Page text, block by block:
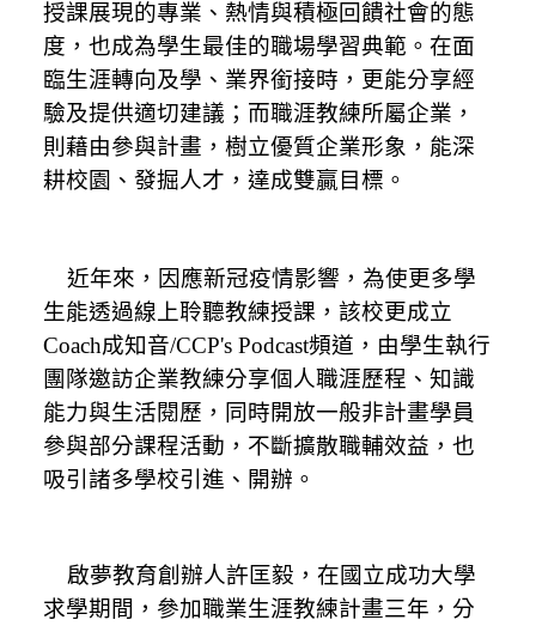
授課展現的專業、熱情與積極回饋社會的態
度，也成為學生最佳的職場學習典範。 在面
臨生涯轉向及學、業界銜接時，更能分享經
驗及提供適切建議；而職涯教練所屬企業，
則藉由參與計畫，樹立優質企業形象，能深
耕校園、發掘人才，達成雙贏目標。
近年來，因應新冠疫情影響，為使更多學
生能透過線上聆聽教練授課，該校更成立
Coach成知音/CCP's Podcast頻道，由學生執行
團隊邀訪企業教練分享個人職涯歷程、知識
能力與生活閱歷，同時開放一般非計畫學員
參與部分課程活動，不斷擴散職輔效益，也
吸引諸多學校引進、開辦。
啟夢教育創辦人許匡毅，在國立成功大學
求學期間，參加職業生涯教練計畫三年，分